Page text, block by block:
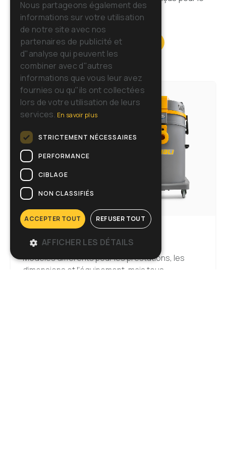
monde entier
Toutes les machines
ASPIRATEURS
Modèles différents pour les prestations, les
dimensions et l’équipement, mais tous
SPANISH
RUSSIAN
Nous partageons également des
informations sur votre utilisation
de notre site avec nos
partenaires de publicité et
d"analyse qui peuvent les
combiner avec d"autres
informations que vous leur avez
fournies ou qu"ils ont collectées
lors de votre utilisation de leurs
services. En savoir plus
STRICTEMENT NÉCESSAIRES
PERFORMANCE
CIBLAGE
NON CLASSIFIÉS
ACCEPTER TOUT REFUSER TOUT
AFFICHER LES DÉTAILS